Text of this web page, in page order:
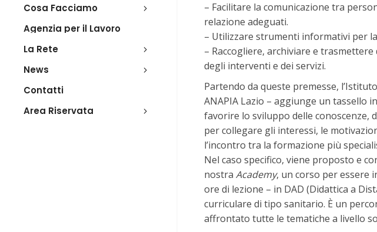
Cosa Facciamo
Agenzia per il Lavoro
La Rete
News
Contatti
Area Riservata
– Facilitare la comunicazione tra
relazione adeguati.
– Utilizzare strumenti informativi per
– Raccogliere, archiviare e
degli interventi e dei servizi.
Partendo da queste premesse,
ANAPIA Lazio – aggiunge un tassello
favorire lo sviluppo delle conoscenze,
per collegare gli interessi, le
l’incontro tra la formazione più
Nel caso specifico, viene proposto e
nostra Academy, un corso per essere
ore di lezione – in DAD (Didattica a
curriculare di tipo sanitario. È un
affrontato tutte le tematiche a livello